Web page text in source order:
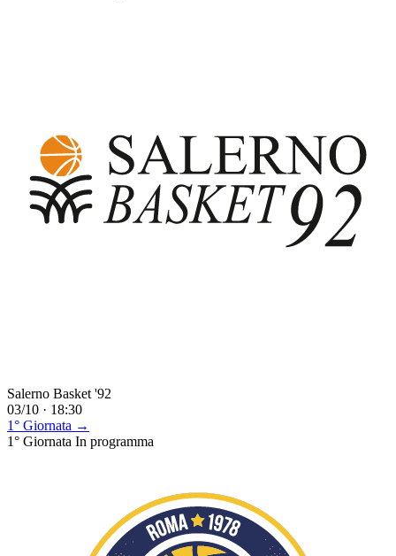
Salerno Basket '92
03/10 · 18:30
1° Giornata →
1° Giornata In programma